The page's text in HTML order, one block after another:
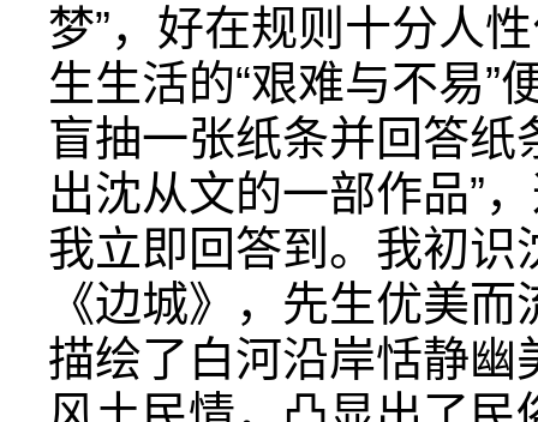
梦”，好在规则十分人
生生活的“艰难与不易”
盲抽一张纸条并回答纸
出沈从文的一部作品”
我立即回答到。我初识
《边城》，先生优美
描绘了白河沿岸恬静幽